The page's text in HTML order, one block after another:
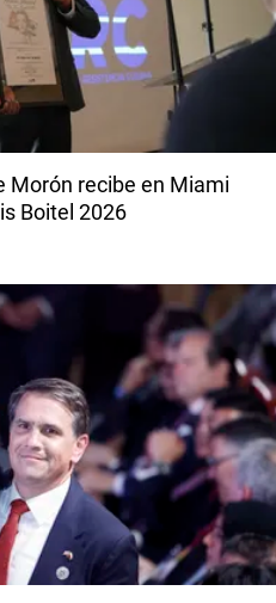
Morón recibe en Miami
Boitel 2026